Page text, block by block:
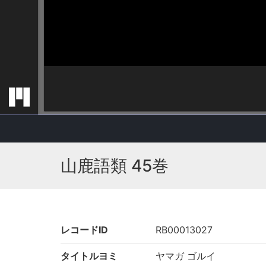
山鹿語類 45巻
レコードID RB00013027
タイトルヨミ ヤマガ ゴルイ